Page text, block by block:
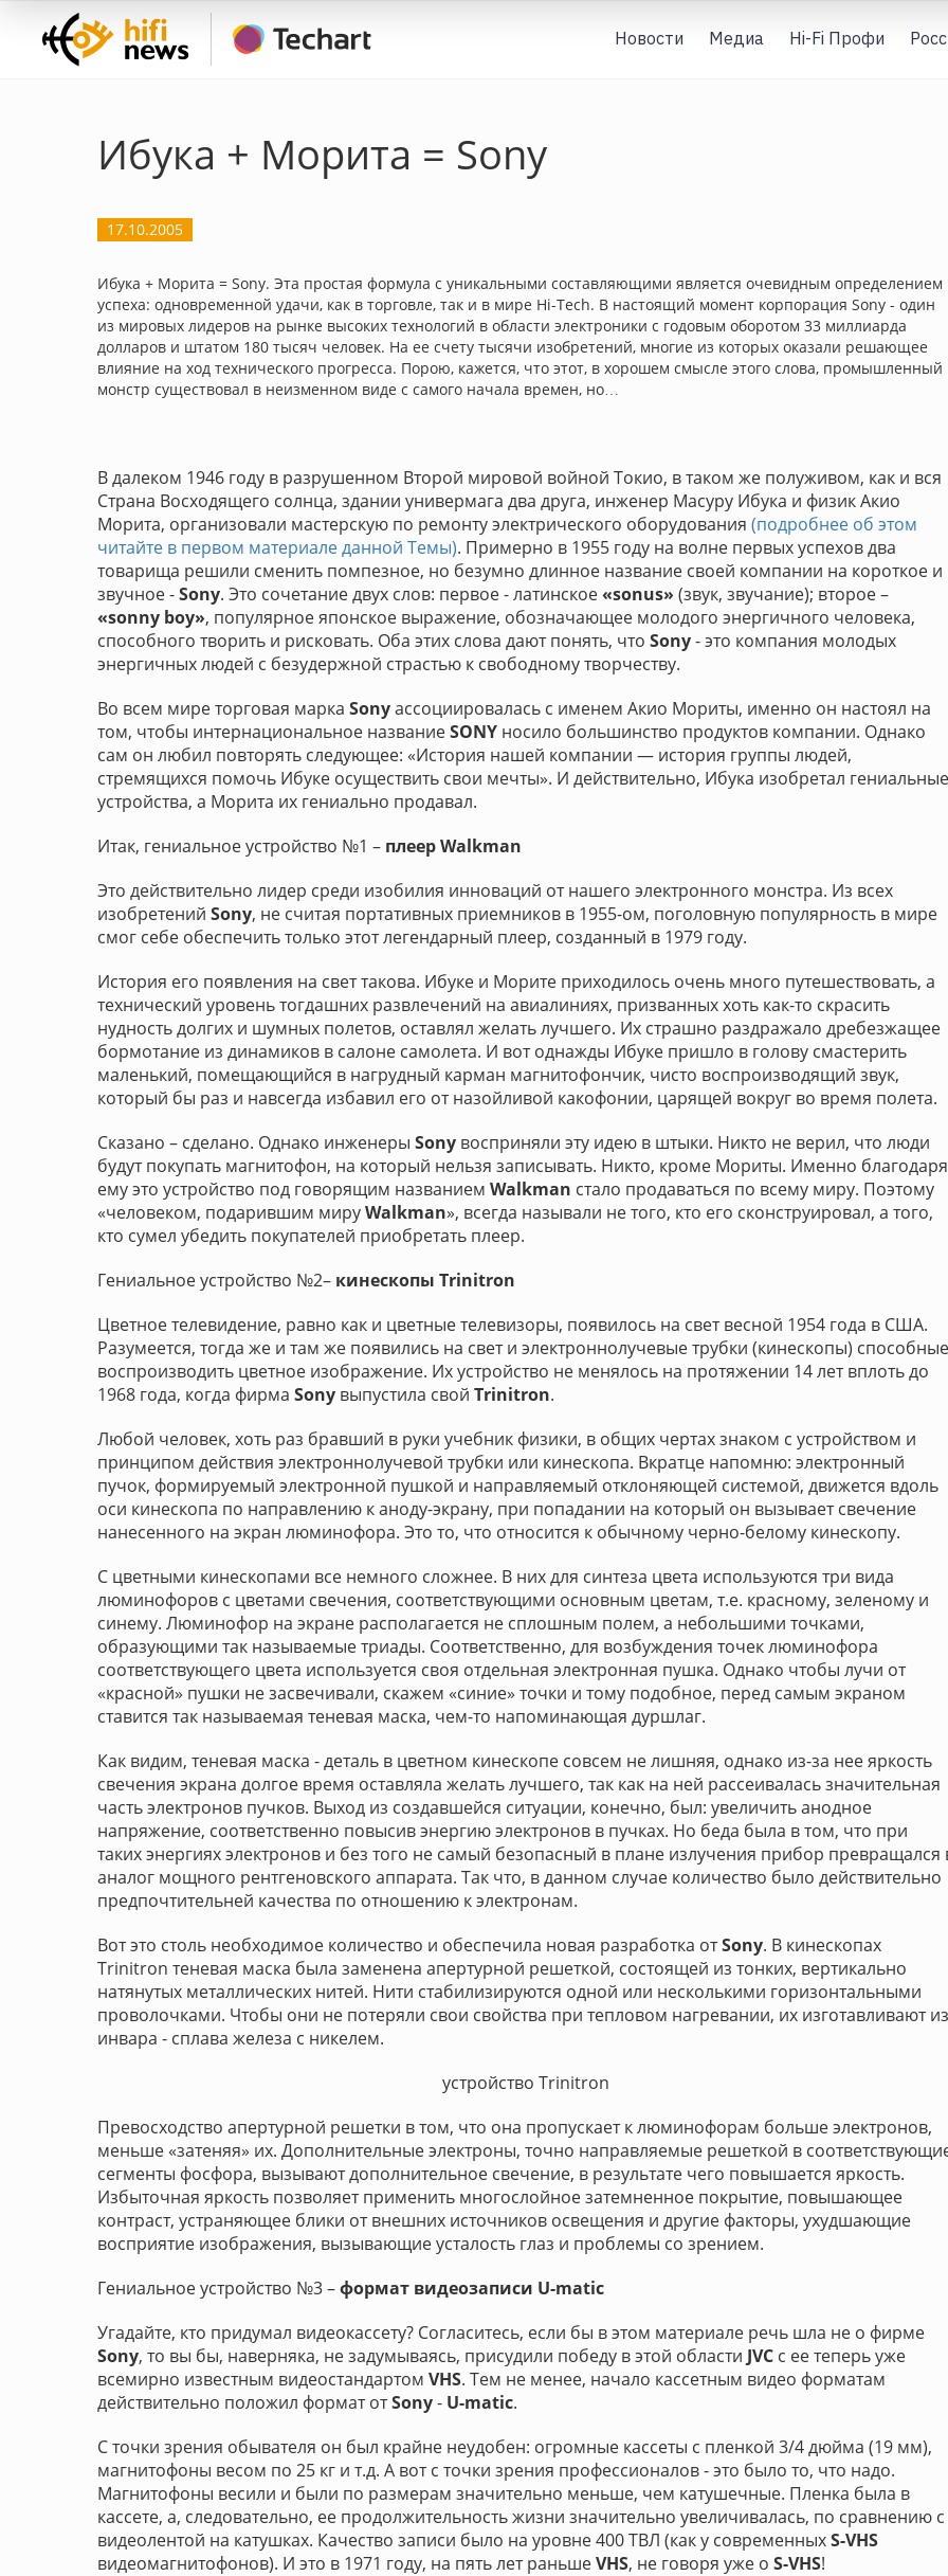
Новости Медиа Hi-Fi Профи
Ибука + Морита = Sony
17.10.2005
Ибука + Морита = Sony. Эта простая формула с уникальными составляющими является очевидным определением
успеха: одновременной удачи, как в торговле, так и в мире Hi-Tech. В настоящий момент корпорация Sony - один
из мировых лидеров на рынке высоких технологий в области электроники с годовым оборотом 33 миллиарда
долларов и штатом 180 тысяч человек. На ее счету тысячи изобретений, многие из которых оказали решающее
влияние на ход технического прогресса. Порою, кажется, что этот, в хорошем смысле этого слова, промышленный
монстр существовал в неизменном виде с самого начала времен, но…
В далеком 1946 году в разрушенном Второй мировой войной Токио, в таком же полуживом, как и вся
Страна Восходящего солнца, здании универмага два друга, инженер Масуру Ибука и физик Акио
Морита, организовали мастерскую по ремонту электрического оборудования (подробнее об этом
читайте в первом материале данной Темы). Примерно в 1955 году на волне первых успехов два
товарища решили сменить помпезное, но безумно длинное название своей компании на короткое и
звучное -Sony. Это сочетание двух слов: первое - латинское«sonus» (звук, звучание); второе –
«sonny boy», популярное японское выражение, обозначающее молодого энергичного человека,
способного творить и рисковать. Оба этих слова дают понять, что Sony- это компания молодых
энергичных людей с безудержной страстью к свободному творчеству.
Во всем мире торговая марка Sonyассоциировалась с именем Акио Мориты, именно он настоял на
том, чтобы интернациональное названиеSONY носило большинство продуктов компании. Однако
сам он любил повторять следующее: «История нашей компании — история группы людей,
стремящихся помочь Ибуке осуществить свои мечты». И действительно, Ибука изобретал гениальные
устройства, а Морита их гениально продавал.
Итак, гениальное устройство №1 – плеер Walkman
Это действительно лидер среди изобилия инноваций от нашего электронного монстра. Из всех
изобретений Sony, не считая портативных приемников в 1955-ом, поголовную популярность в мире
смог себе обеспечить только этот легендарный плеер, созданный в 1979 году.
История его появления на свет такова. Ибуке и Морите приходилось очень много путешествовать, а
технический уровень тогдашних развлечений на авиалиниях, призванных хоть как-то скрасить
нудность долгих и шумных полетов, оставлял желать лучшего. Их страшно раздражало дребезжащее
бормотание из динамиков в салоне самолета. И вот однажды Ибуке пришло в голову смастерить
маленький, помещающийся в нагрудный карман магнитофончик, чисто воспроизводящий звук,
который бы раз и навсегда избавил его от назойливой какофонии, царящей вокруг во время полета.
Сказано – сделано. Однако инженеры Sony восприняли эту идею в штыки. Никто не верил, что люди
будут покупать магнитофон, на который нельзя записывать. Никто, кроме Мориты. Именно благодаря
ему это устройство под говорящим названием Walkman стало продаваться по всему миру. Поэтому
«человеком, подарившим мируWalkman», всегда называли не того, кто его сконструировал, а того,
кто сумел убедить покупателей приобретать плеер.
Гениальное устройство №2– кинескопы Trinitron
Цветное телевидение, равно как и цветные телевизоры, появилось на свет весной 1954 года в США.
Разумеется, тогда же и там же появились на свет и электроннолучевые трубки (кинескопы) способные
воспроизводить цветное изображение. Их устройство не менялось на протяжении 14 лет вплоть до
1968 года, когда фирма Sony выпустила свой Trinitron.
Любой человек, хоть раз бравший в руки учебник физики, в общих чертах знаком с устройством и
принципом действия электроннолучевой трубки или кинескопа. Вкратце напомню: электронный
пучок, формируемый электронной пушкой и направляемый отклоняющей системой, движется вдоль
оси кинескопа по направлению к аноду-экрану, при попадании на который он вызывает свечение
нанесенного на экран люминофора. Это то, что относится к обычному черно-белому кинескопу.
С цветными кинескопами все немного сложнее. В них для синтеза цвета используются три вида
люминофоров с цветами свечения, соответствующими основным цветам, т.е. красному, зеленому и
синему. Люминофор на экране располагается не сплошным полем, а небольшими точками,
образующими так называемые триады. Соответственно, для возбуждения точек люминофора
соответствующего цвета используется своя отдельная электронная пушка. Однако чтобы лучи от
«красной» пушки не засвечивали, скажем «синие» точки и тому подобное, перед самым экраном
ставится так называемая теневая маска, чем-то напоминающая дуршлаг.
Как видим, теневая маска - деталь в цветном кинескопе совсем не лишняя, однако из-за нее яркость
свечения экрана долгое время оставляла желать лучшего, так как на ней рассеивалась значительная
часть электронов пучков. Выход из создавшейся ситуации, конечно, был: увеличить анодное
напряжение, соответственно повысив энергию электронов в пучках. Но беда была в том, что при
таких энергиях электронов и без того не самый безопасный в плане излучения прибор превращался
аналог мощного рентгеновского аппарата. Так что, в данном случае количество было действительно
предпочтительней качества по отношению к электронам.
Вот это столь необходимое количество и обеспечила новая разработка отSony. В кинескопах
Trinitron теневая маска была заменена апертурной решеткой, состоящей из тонких, вертикально
натянутых металлических нитей. Нити стабилизируются одной или несколькими горизонтальными
проволочками. Чтобы они не потеряли свои свойства при тепловом нагревании, их изготавливают из
инвара - сплава железа с никелем.
устройство Trinitron
Превосходство апертурной решетки в том, что она пропускает к люминофорам больше электронов,
меньше «затеняя» их. Дополнительные электроны, точно направляемые решеткой в
сегменты фосфора, вызывают дополнительное свечение, в результате чего повышается яркость.
Избыточная яркость позволяет применить многослойное затемненное покрытие, повышающее
контраст, устраняющее блики от внешних источников освещения и другие факторы, ухудшающие
восприятие изображения, вызывающие усталость глаз и проблемы со зрением.
Гениальное устройство №3 –формат видеозаписи U-matic
Угадайте, кто придумал видеокассету? Согласитесь, если бы в этом материале речь шла не о фирме
Sony, то вы бы, наверняка, не задумываясь, присудили победу в этой области JVC с ее теперь уже
всемирно известным видеостандартом VHS. Тем не менее, начало кассетным видео форматам
действительно положил формат отSony- U-matic.
С точки зрения обывателя он был крайне неудобен: огромные кассеты с пленкой 3/4 дюйма (19 мм),
магнитофоны весом по 25 кг и т.д. А вот с точки зрения профессионалов - это было то, что надо.
Магнитофоны весили и были по размерам значительно меньше, чем катушечные. Пленка была в
кассете, а, следовательно, ее продолжительность жизни значительно увеличивалась, по сравнению с
видеолентой на катушках. Качество записи было на уровне 400 ТВЛ (как у современныхS-VHS
видеомагнитофонов). И это в 1971 году, на пять лет раньшеVHS, не говоря уже о S-VHS!